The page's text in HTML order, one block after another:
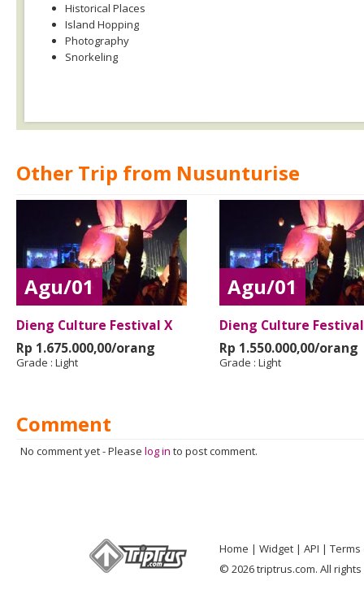
Historical Places
Island Hopping
Photography
Snorkeling
Other Trip from Nusunturise
Agu/01
Dieng Culture Festival X
Rp 1.675.000,00/orang
Grade : Light
Agu/01
Dieng Culture
Rp 1.550.000,00/orang
Grade : Light
Comment
No comment yet-Please log in to post comment.
Home Widget API
Terms
© 2026 triptrus.com. All